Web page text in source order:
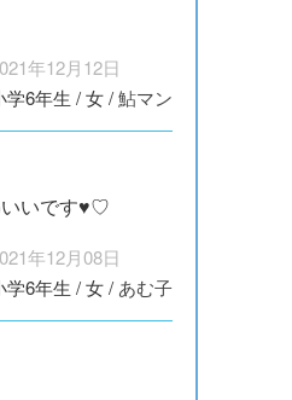
年12月12日
学6年生 /女/鮎マン
いいです♥♡
年12月08日
学6年生 /女/ あむ子
浜高校水族館
！
めんです！
（１）